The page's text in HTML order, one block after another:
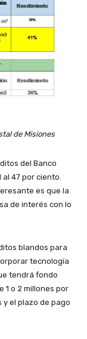
de Misiones
del Banco
al 47 por ciento.
es que la
de interés con lo
blandos para
tecnología
tendrá fondo
1 o 2 millones por
y el plazo de pago